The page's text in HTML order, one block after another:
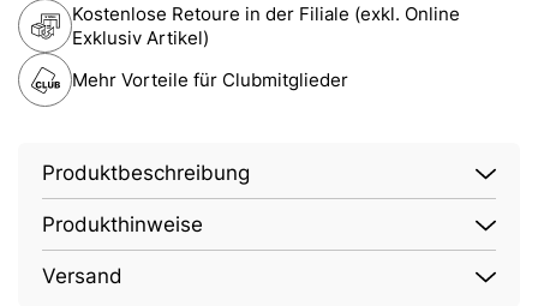
Kostenlose Retoure in der Filiale (exkl. Online
Exklusiv Artikel)
Mehr Vorteile für Clubmitglieder
Produktbeschreibung
Produkthinweise
Versand